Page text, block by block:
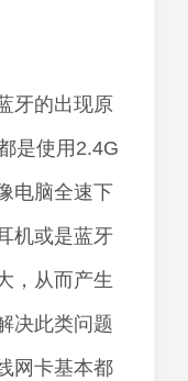
牙的出现原
是使用2.4G
电脑全速下
机或是蓝牙
，从而产生
决此类问题
网卡基本都